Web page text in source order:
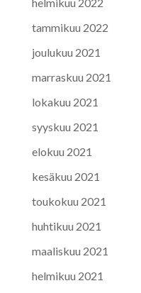
tammikuu 2022
joulukuu 2021
marraskuu 2021
lokakuu 2021
syyskuu 2021
elokuu 2021
kesäkuu 2021
toukokuu 2021
huhtikuu 2021
maaliskuu 2021
helmikuu 2021